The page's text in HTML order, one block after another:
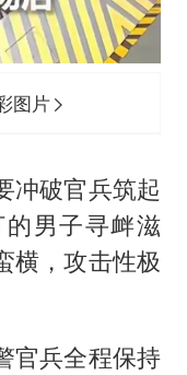
图片
冲破官兵筑起
男子寻衅滋
横，攻击性极
官兵全程保持